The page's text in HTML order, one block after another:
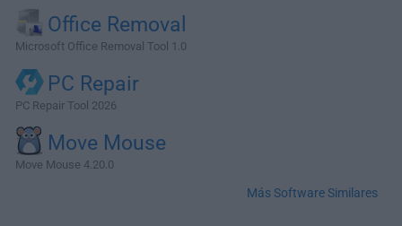
Office Removal
Microsoft Office Removal Tool 1.0
PC Repair
PC Repair Tool 2026
Move Mouse
Move Mouse 4.20.0
Más Software Similares